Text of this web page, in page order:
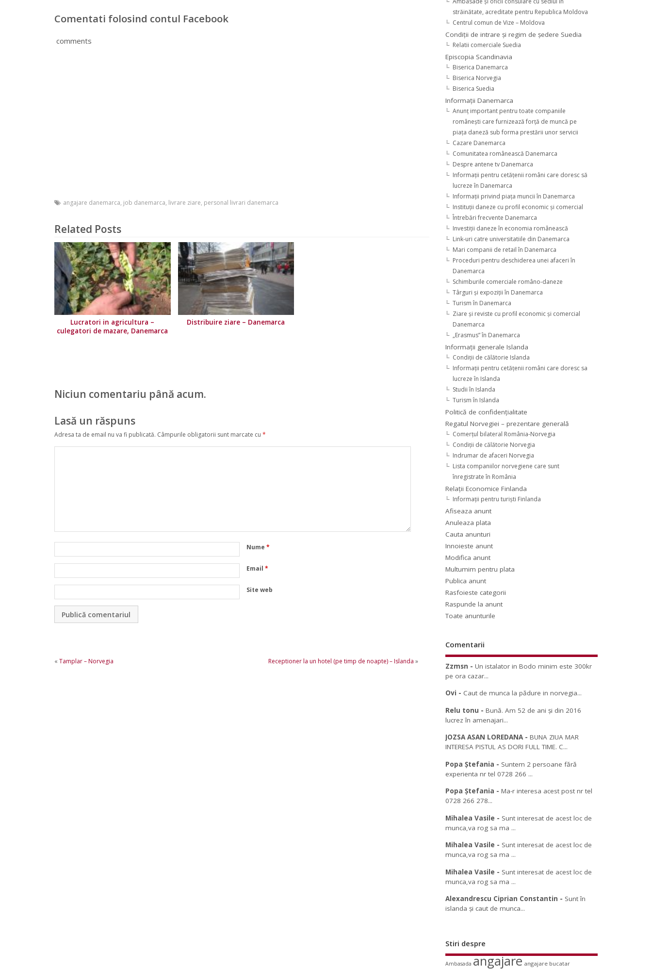
Comentati folosind contul Facebook
comments
angajare danemarca, job danemarca, livrare ziare, personal livrari danemarca
Related Posts
Lucratori in agricultura –
culegatori de mazare, Danemarca
Distribuire ziare – Danemarca
Niciun comentariu până acum.
Lasă un răspuns
Adresa ta de email nu va fi publicată. Câmpurile obligatorii sunt marcate cu *
Nume *
Email *
Site web
« Tamplar – Norvegia Receptioner la un hotel (pe timp de noapte) – Islanda »
străinătate, acreditate pentru Republica Moldova
Centrul comun de Vize – Moldova
Condiţii de intrare şi regim de şedere Suedia
Relatii comerciale Suedia
Episcopia Scandinavia
Biserica Danemarca
Biserica Norvegia
Biserica Suedia
Informaţii Danemarca
Anunţ important pentru toate companiile
româneşti care furnizează forţă de muncă pe
piaţa daneză sub forma prestării unor servicii
Cazare Danemarca
Comunitatea românească Danemarca
Despre antene tv Danemarca
Informaţii pentru cetăţenii români care doresc să
lucreze în Danemarca
Informaţii privind piaţa muncii în Danemarca
Instituţii daneze cu profil economic şi comercial
Întrebări frecvente Danemarca
Investiţii daneze în economia românească
Link-uri catre universitatiile din Danemarca
Mari companii de retail în Danemarca
Proceduri pentru deschiderea unei afaceri în
Danemarca
Schimburile comerciale româno-daneze
Târguri şi expoziţii în Danemarca
Turism în Danemarca
Ziare şi reviste cu profil economic şi comercial
Danemarca
„Erasmus” în Danemarca
Informaţii generale Islanda
Condiţii de călătorie Islanda
Informaţii pentru cetăţenii români care doresc sa
lucreze în Islanda
Studii în Islanda
Turism în Islanda
Politică de confidențialitate
Regatul Norvegiei – prezentare generală
Comerţul bilateral România-Norvegia
Condiții de călătorie Norvegia
Indrumar de afaceri Norvegia
Lista companiilor norvegiene care sunt
înregistrate în România
Relaţii Economice Finlanda
Informaţii pentru turişti Finlanda
Afiseaza anunt
Anuleaza plata
Cauta anunturi
Innoieste anunt
Modifica anunt
Multumim pentru plata
Publica anunt
Rasfoieste categorii
Raspunde la anunt
Toate anunturile
Comentarii
Zzmsn -Un istalator in Bodo minim este 300kr
pe ora cazar...
Ovi - Caut de munca la pădure in norvegia...
Relu tonu -Bună. Am 52 de ani și din 2016
lucrez în amenajari...
JOZSA ASAN LOREDANA-BUNA ZIUA MAR
INTERESA PISTUL AS DORI FULL TIME. C...
Popa Ștefania - Suntem 2 persoane fără
experienta nr tel 0728 266 ...
Popa Ștefania -Ma-r interesa acest post nr tel
0728 266 278...
Mihalea Vasile - Sunt interesat de acest loc de
munca,va rog sa ma ...
Mihalea Vasile - Sunt interesat de acest loc de
munca,va rog sa ma ...
Mihalea Vasile - Sunt interesat de acest loc de
munca,va rog sa ma ...
Alexandrescu Ciprian Constantin - Sunt în
islanda și caut de munca...
Stiri despre
Ambasada angajare angajare bucatar